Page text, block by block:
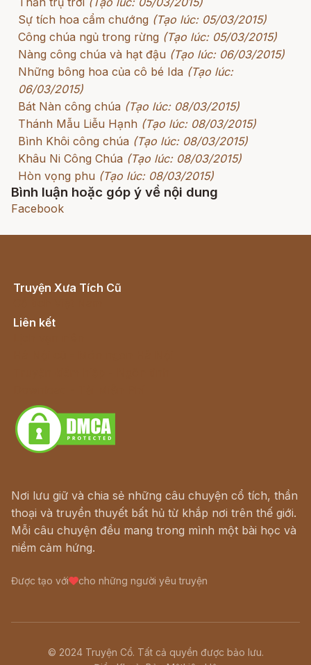
Sự tích hoa cẩm chướng (Tạo lúc: 05/03/2015)
Công chúa ngủ trong rừng (Tạo lúc: 05/03/2015)
Nàng công chúa và hạt đậu (Tạo lúc: 06/03/2015)
Những bông hoa của cô bé Ida (Tạo lúc:
06/03/2015)
Bát Nàn công chúa (Tạo lúc: 08/03/2015)
Thánh Mẫu Liễu Hạnh (Tạo lúc: 08/03/2015)
Bình Khôi công chúa (Tạo lúc: 08/03/2015)
Khâu Ni Công Chúa (Tạo lúc: 08/03/2015)
Hòn vọng phu (Tạo lúc: 08/03/2015)
Bình luận hoặc góp ý về nội dung
Facebook
Truyện Xưa Tích Cũ
Liên kết
Nơi lưu giữ và chia sẻ những câu chuyện cổ tích, thần
thoại và truyền thuyết bất hủ từ khắp nơi trên thế giới.
Mỗi câu chuyện đều mang trong mình một bài học và
niềm cảm hứng.
Được tạo với cho những người yêu truyện
© 2024 Truyện Cổ. Tất cả quyền được bảo lưu.